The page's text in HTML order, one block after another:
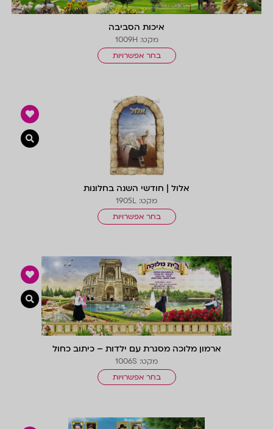
איכות הסביבה
מקט: 1009H
בחר אפשרויות
אלול | חודשי השנה בחלונות
מקט: 1905L
בחר אפשרויות
ארמון מלוכה מסגרת עם ילדות – כיתוב כחול
מקט: 1006S
בחר אפשרויות